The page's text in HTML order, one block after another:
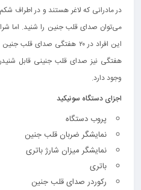
می‌توان صدای قلب جنین را شنید. اما
هفتگی نیز صدای قلب جنینی قابل
وجود دارد.
اجزای دستگاه سونیکید
پروب دستگاه
نمایشگر ضربان قلب جنین
نمایشگر میزان شارژ باتری
باتری
رکوردر صدای قلب جنین